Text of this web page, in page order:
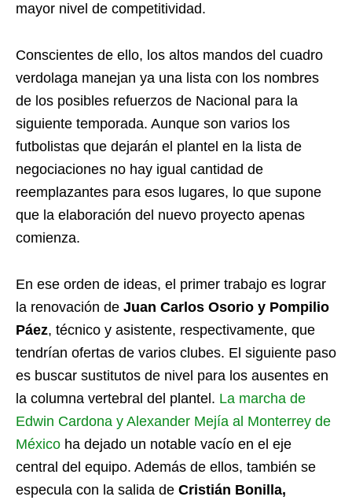
mayor nivel de competitividad.
Conscientes de ello, los altos mandos del cuadro
verdolaga manejan ya una lista con los nombres
de los posibles refuerzos de Nacional para la
siguiente temporada. Aunque son varios los
futbolistas que dejarán el plantel en la lista de
negociaciones no hay igual cantidad de
reemplazantes para esos lugares, lo que supone
que la elaboración del nuevo proyecto apenas
comienza.
En ese orden de ideas, el primer trabajo es lograr
la renovación de Juan Carlos Osorio y Pompilio
Páez, técnico y asistente, respectivamente, que
tendrían ofertas de varios clubes. El siguiente paso
es buscar sustitutos de nivel para los ausentes en
la columna vertebral del plantel. La marcha de
Edwin Cardona y Alexander Mejía al Monterrey de
México ha dejado un notable vacío en el eje
central del equipo. Además de ellos, también se
especula con la salida de Cristián Bonilla,